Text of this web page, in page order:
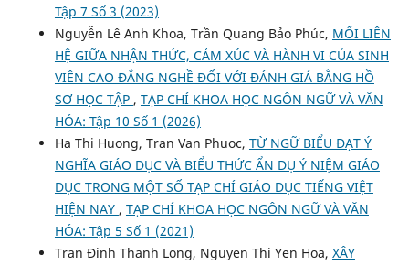
Tập 7 Số 3 (2023)
Nguyễn Lê Anh Khoa, Trần Quang Bảo Phúc, MỐI LIÊN
HỆ GIỮA NHẬN THỨC, CẢM XÚC VÀ HÀNH VI CỦA SINH
VIÊN CAO ĐẲNG NGHỀ ĐỐI VỚI ĐÁNH GIÁ BẰNG HỒ
SƠ HỌC TẬP , TẠP CHÍ KHOA HỌC NGÔN NGỮ VÀ VĂN
HÓA: Tập 10 Số 1 (2026)
Ha Thi Huong, Tran Van Phuoc, TỪ NGỮ BIỂU ĐẠT Ý
NGHĨA GIÁO DỤC VÀ BIỂU THỨC ẨN DỤ Ý NIỆM GIÁO
DỤC TRONG MỘT SỐ TẠP CHÍ GIÁO DỤC TIẾNG VIỆT
HIỆN NAY , TẠP CHÍ KHOA HỌC NGÔN NGỮ VÀ VĂN
HÓA: Tập 5 Số 1 (2021)
Tran Đinh Thanh Long, Nguyen Thi Yen Hoa, XÂY